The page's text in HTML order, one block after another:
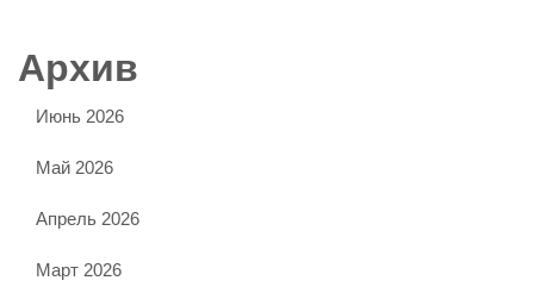
Архив
Июнь 2026
Май 2026
Апрель 2026
Март 2026